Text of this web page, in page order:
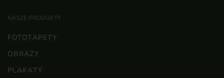
NASZE PRODUKTY
FOTOTAPETY
OBRAZY
PLAKATY